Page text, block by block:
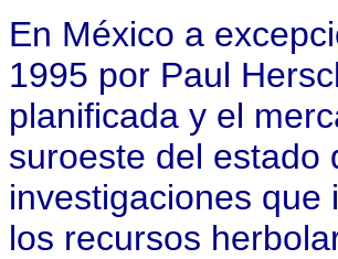
En México a
1995 por Paul
planificada y el
suroeste del estado
investigaciones
los recursos